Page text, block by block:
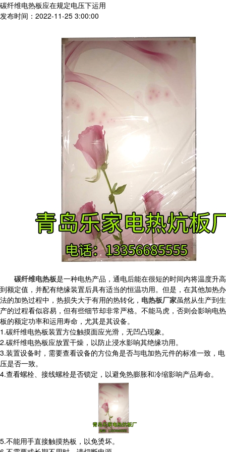
碳纤维电热板应在规定电压下运用
发布时间：2022-11-25 3:00:00
碳纤维电热板是一种电热产品，通电后能在很短的时间内将温度升高
到额定值，并配有绝缘装置后具有适当的恒温功用。但是，在其他加热办
法的加热过程中，热损失大于有用的热转化， 电热板厂家虽然从生产到生
产的过程看似容易，但有些细节却非常严格。不能马虎，否则会影响电热
板的额定功率和运用寿命，尤其是其设备。
1.碳纤维电热板装置方位触摸面应光滑，无凹凸现象。
2.碳纤维电热板应放置干燥，以防止浸水影响其绝缘功用。
3.装置设备时，需要查看设备的方位角是否与电加热元件的标准一致，电
压是否一致。
4.查看螺栓、接线螺栓是否锁定，以避免热膨胀和冷缩影响产品寿命。
5.不能用手直接触摸热板，以免烫坏。